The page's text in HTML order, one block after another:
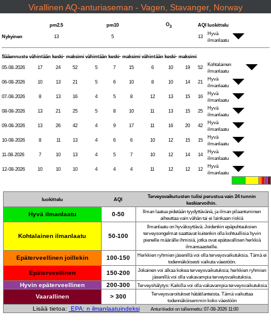
Virallinen AQ-anturiaseman - Vagen, Stavanger, Norway
pm2.5 pm10 O3 AQI luokittelu
Nykyinen
13 5 13
Hyvä
ilmanlaatu
Sääennuste vähintään keski- maksimi vähintään keski- maksimi vähintään keski- maksimi
05-08-2026
17 24 52 5 7 15 6 10 19 52
Kohtalainen
ilmanlaatu
06-08-2026
10 13 21 5 6 10 8 10 14 21
Hyvä
ilmanlaatu
07-08-2026
8 13 16 4 5 8 12 13 15 16
Hyvä
ilmanlaatu
08-08-2026
13 21 25 5 8 10 11 13 15 25
Hyvä
ilmanlaatu
09-08-2026
13 26 42 4 9 17 11 16 20 42
Hyvä
ilmanlaatu
10-08-2026
8 11 13 4 6 6 10 12 15 15
Hyvä
ilmanlaatu
11-08-2026
7 10 13 4 5 7 10 12 14 14
Hyvä
ilmanlaatu
12-08-2026
10 10 10 4 4 4 11 12 12 12
Hyvä
ilmanlaatu
luokittelu AQI
Terveysvaikutusten tulisi perustua vain 24 tunnin
keskiarvoihin.
Hyvä ilmanlaatu 0-50
Ilman laatua pidetään tyydyttävänä, ja ilman pilaantuminen
aiheuttaa vain vähän tai ei lainkaan riskiä
Kohtalainen ilmanlaatu 50-100
Ilmanlaatu on hyväksyttävä; Joidenkin epäpuhtauksien
terveysongelmat saattavat kuitenkin olla kohtuullisia hyvin
pienelle määrälle ihmisiä, jotka ovat epätavallisen herkkiä
ilmansaasteille.
Epäterveellinen joillekin 100-150
Herkkien ryhmien jäsenillä voi olla terveysvaikutuksia. Tämä ei
todennäköisesti vaikuta väestöön.
Epäterveellinen 150-200
Jokainen voi alkaa kokea terveysvaikutuksia; herkkien ryhmien
jäsenillä voi olla vakavampia terveysvaikutuksia.
Hyvin epäterveellinen 200-300 Terveyshälytys: Kaikilla voi olla vakavampia terveysvaikutuksia
Vaarallinen > 300
Terveysvaroitukset hätätilanteista. Tämä vaikuttaa
todennäköisemmin koko väestöön
Lisää tietoa: EPA: n ilmanlaatuindeksi Anturitiedot on tallennettu: 07-08-2026 11:00